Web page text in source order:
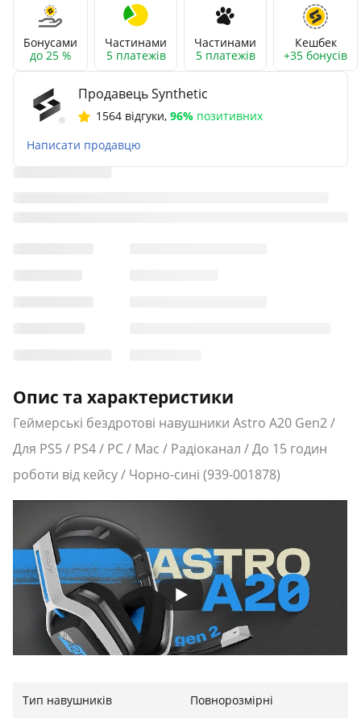
Бонусами
до 25 %
Частинами
5 платежів
Частинами
5 платежів
Кешбек
+35 бонусів
Продавець Synthetic
1564 відгуки, 96% позитивних
Написати продавцю
Опис та характеристики
Геймерські бездротові навушники Astro A20 Gen2 /
Для PS5 / PS4 / PC / Mac / Радіоканал / До 15 годин
роботи від кейсу / Чорно-сині (939-001878)
Без дротів - без кордонів:A20 Wireless Gen 2
Тип навушників Повнорозмірні